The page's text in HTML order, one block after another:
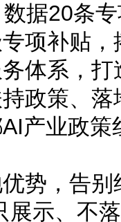
据20条
项补贴
体系，
政策、
产业政
势，告别
展示、不